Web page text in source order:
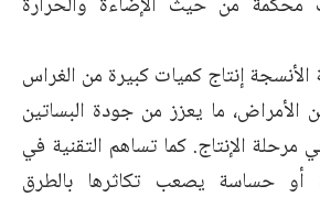
إنتاج كميات كبيرة من الغراس
الأمراض، ما يعزز من جودة البساتين
الإنتاج. كما تساهم التقنية في
أو حساسة يصعب تكاثرها بالطرق